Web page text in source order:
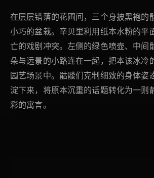
在层层错落的花圃间，三个身披黑袍的
小巧的盆栽。辛贝里利用纸本水粉的平
亡的戏剧冲突。左侧的绿色喷壶、中间
朵与远景的小路连在一起，把本该冰冷
园艺场景中。骷髅们克制细致的身体姿
淀下来，将原本沉重的话题转化为一则
彩的寓言。